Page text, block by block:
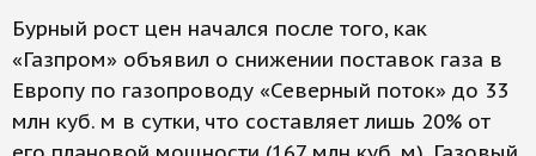
Бурный рост цен начался после того, как
«Газпром» объявил о снижении поставок газа в
Европу по газопроводу «Северный поток» до 33
млн куб. м в сутки, что составляет лишь 20% от